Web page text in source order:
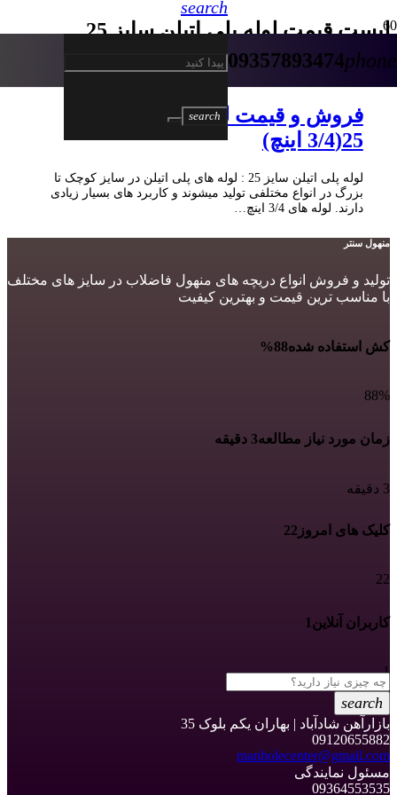
09357893474phone
search
search
لیست قیمت لوله پلی اتیلن سایز 25
فروش و قیمت لوله پلی اتیلن سایز
25(3/4 اینچ)
لوله پلی اتیلن سایز 25 : لوله های پلی اتیلن در سایز کوچک تا
بزرگ در انواع مختلفی تولید میشوند و کاربرد های بسیار زیادی
دارند. لوله های 3/4 اینچ…
منهول سنتر
تولید و فروش انواع دریچه های منهول فاضلاب در سایز های مختلف
با مناسب ترین قیمت و بهترین کیفیت
کش استفاده شده88%
88%
زمان مورد نیاز مطالعه3 دقیقه
3 دقیقه
کلیک های امروز 22
22
کاربران آنلاین 1
1
search
بازارآهن شادآباد | بهاران یکم بلوک 35
09120655882
manholecenter@gmail.com
مسئول نمایندگی
09364553535